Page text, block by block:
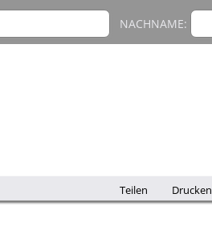
NACHNAME:
Teilen Drucken